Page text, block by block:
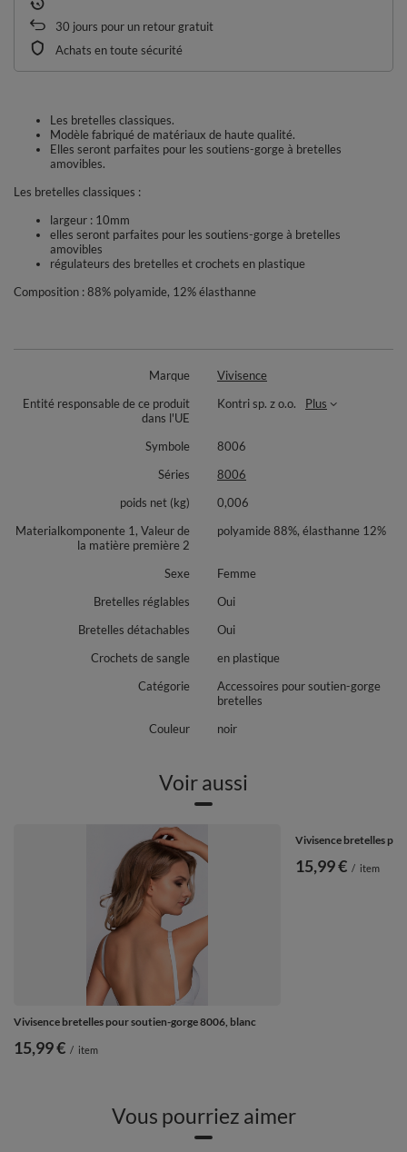
30 jours pour un retour gratuit
Achats en toute sécurité
Les bretelles classiques.
Modèle fabriqué de matériaux de haute qualité.
Elles seront parfaites pour les soutiens-gorge à bretelles
amovibles.
Les bretelles classiques :
largeur : 10mm
elles seront parfaites pour les soutiens-gorge à bretelles
amovibles
régulateurs des bretelles et crochets en plastique
Composition : 88% polyamide, 12% élasthanne
Marque
Vivisence
Entité responsable de ce produit
dans l'UE
Kontri sp. z o.o. Plus
Symbole
8006
Séries
8006
poids net (kg)
0,006
Materialkomponente 1, Valeur de
la matière première 2
polyamide 88%, élasthanne 12%
Sexe
Femme
Bretelles réglables
Oui
Bretelles détachables
Oui
Crochets de sangle
en plastique
Catégorie
Accessoires pour soutien-gorge
bretelles
Couleur
noir
Voir aussi
Vivisence bretelles pour soutien-gorge 8006, blanc
15,99 € / item
Vivisence bretelles
15,99 € / item
Vous pourriez aimer